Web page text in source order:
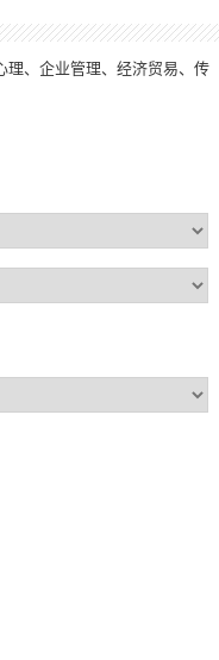
、企业管理、经济贸易、传